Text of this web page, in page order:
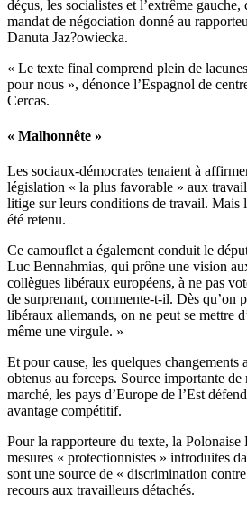
déçus, les socialistes et l’extrême
mandat de négociation donné au
Danuta Jaz?owiecka.
« Le texte final comprend plein de
pour nous », dénonce l’Espagnol de
Cercas.
« Malhonnête »
Les sociaux-démocrates tenaient à
législation « la plus favorable » aux
litige sur leurs conditions de travail. Mais
été retenu.
Ce camouflet a également conduit le
Luc Bennahmias, qui prône une vision
collègues libéraux européens, à ne pas
de surprenant, commente-t-il. Dès qu’on
libéraux allemands, on ne peut se mettre
même une virgule. »
Et pour cause, les quelques changements
obtenus au forceps. Source importante de
marché, les pays d’Europe de l’Est
avantage compétitif.
Pour la rapporteure du texte, la Polonaise
mesures « protectionnistes » introduites
sont une source de « discrimination
recours aux travailleurs détachés.